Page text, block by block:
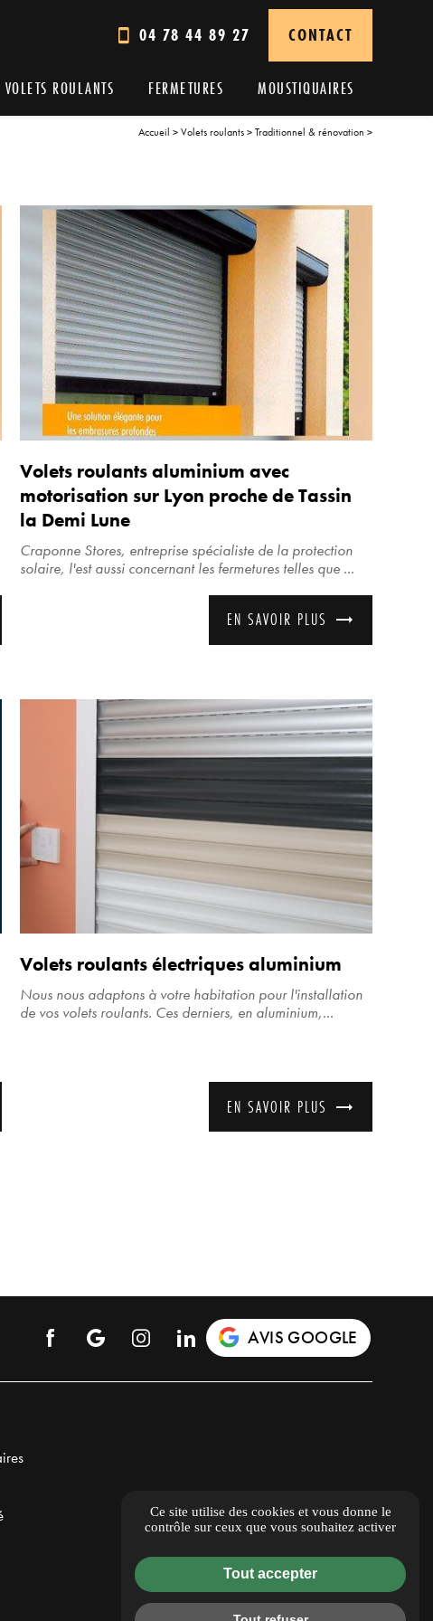
04 78 44 89 27 CONTACT
VOLETS ROULANTS FERMETURES MOUSTIQUAIRES
Accueil >Volets roulants>Traditionnel & rénovation >
Volets roulants aluminium avec
motorisation sur Lyon proche de Tassin
la Demi Lune
Craponne Stores, entreprise spécialiste de la protection
solaire, l'est aussi concernant les fermetures telles que ...
EN SAVOIR PLUS
Volets roulants électriques aluminium
Nous nous adaptons à votre habitation pour l'installation
de vos volets roulants. Ces derniers, en aluminium,...
EN SAVOIR PLUS
AVIS GOOGLE
Ce site utilise des cookies et vous donne le
contrôle sur ceux que vous souhaitez activer
Tout accepter